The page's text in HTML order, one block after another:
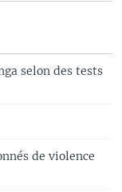
selon des tests
de violence